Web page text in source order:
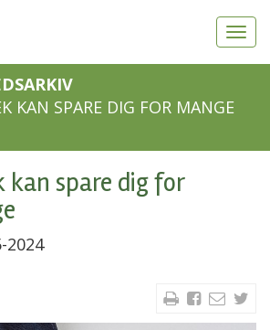
KAN SPARE DIG FOR MANGE
kan spare dig for
2024